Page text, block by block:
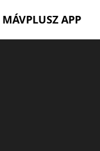
MÁVPLUSZ APP